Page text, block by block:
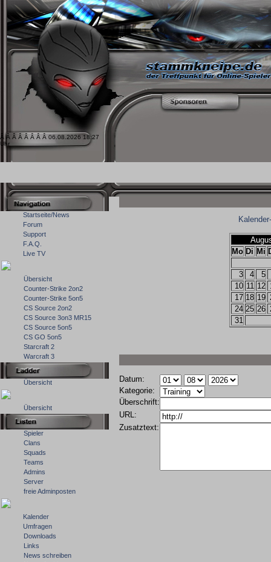
Â Â Â Â Â Â Â Â 06.08.2026 18:27
Uhr
Startseite/News
Forum
Support
F.A.Q.
Live TV
Übersicht
Counter-Strike 2on2
Counter-Strike 5on5
CS Source 2on2
CS Source 3on3 MR15
CS Source 5on5
CS GO 5on5
Starcraft 2
Warcraft 3
Übersicht
Übersicht
Spieler
Clans
Squads
Teams
Admins
Server
freie Adminposten
Kalender
Umfragen
Downloads
Links
News schreiben
Mo Di Mi
3 4
5
10 11 12
17 18 19
24 25 26
31
Datum:
Kategorie:
Überschrift:
URL:
Zusatztext: